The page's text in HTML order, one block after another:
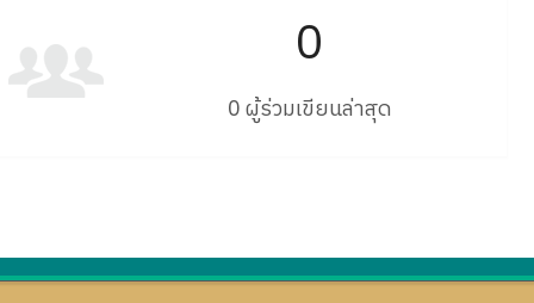
0
0 ผู้ร่วมเขียนล่าสุด